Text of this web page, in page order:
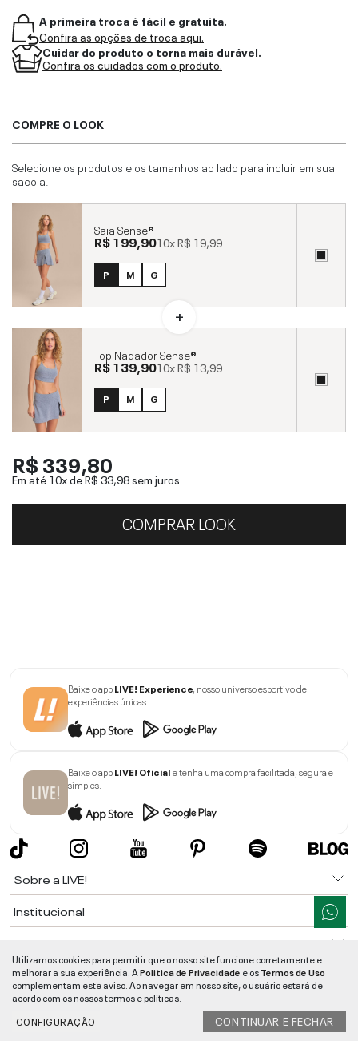
A primeira troca é fácil e gratuita.
Confira as opções de troca aqui.
Cuidar do produto o torna mais durável.
Confira os cuidados com o produto.
COMPRE O LOOK
Selecione os produtos e os tamanhos ao lado para incluir em sua
sacola.
Saia Sense®
R$ 199,9010xR$ 19,99
P M G
Top Nadador Sense®
R$ 139,9010xR$ 13,99
P M G
R$ 339,80
Em até 10x deR$ 33,98sem juros
COMPRAR LOOK
Baixe o appLIVE! Experience , nosso universo esportivo de
experiências únicas.
Baixe o appLIVE! Oficiale tenha uma compra facilitada, segura e
simples.
Sobre a LIVE!
Institucional
Ajuda
Segurança e Qualidade
LIVE!©2026- TODOS OS DIREITOS RESERVADOS -RUA MANOEL FRANCISCO
Utilizamos cookies para permitir que o nosso site funcione corretamente e
melhorar a sua experiência. APolitica de Privacidade e osTermos de Uso
complementam este aviso. Ao navegar em nosso site, o usuário estará de
acordo com os nossos termos e políticas.
CONFIGURAÇÃO
CONTINUAR E FECHAR